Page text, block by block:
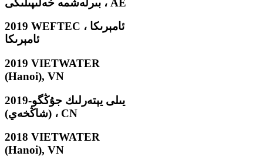
2019 WEFTEC ئامېرىكا ،
ئامېرىكا
2019 VIETWATER
(Hanoi), VN
2019-يىلى يېتەرلىك جۇڭگو
(شاڭخەي) ، CN
2018 VIETWATER
(Hanoi), VN